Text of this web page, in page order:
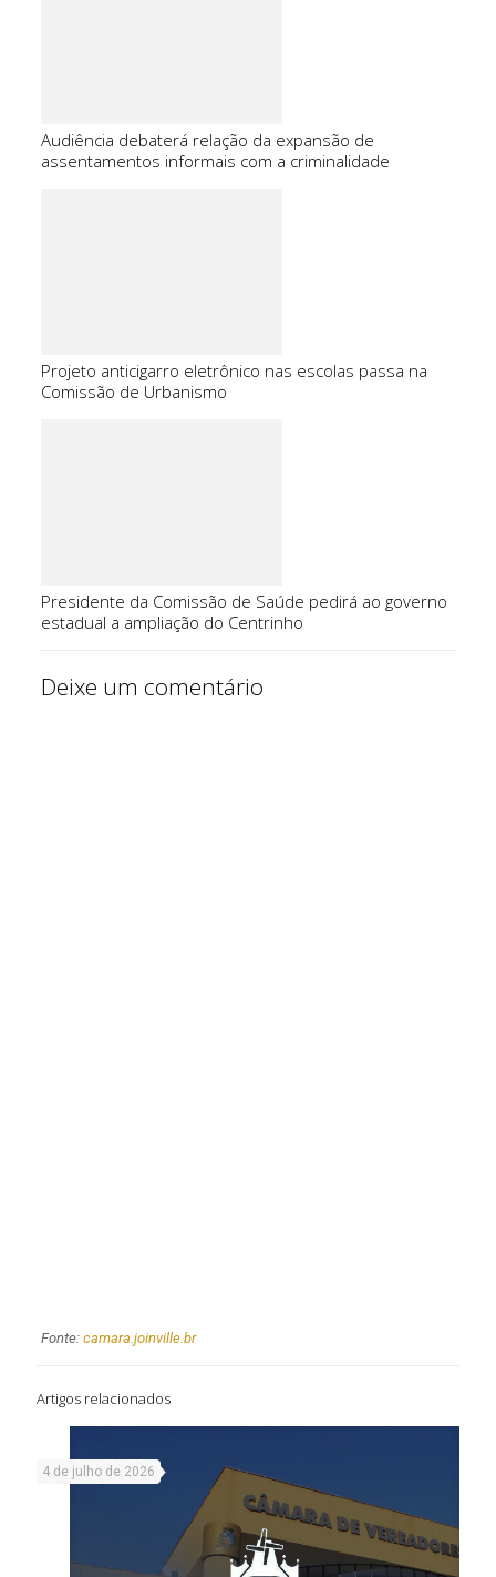
Audiência debaterá relação da expansão de
assentamentos informais com a criminalidade
Projeto anticigarro eletrônico nas escolas passa na
Comissão de Urbanismo
Presidente da Comissão de Saúde pedirá ao governo
estadual a ampliação do Centrinho
Deixe um comentário
Fonte: camara.joinville.br
Artigos relacionados
4 de julho de 2026